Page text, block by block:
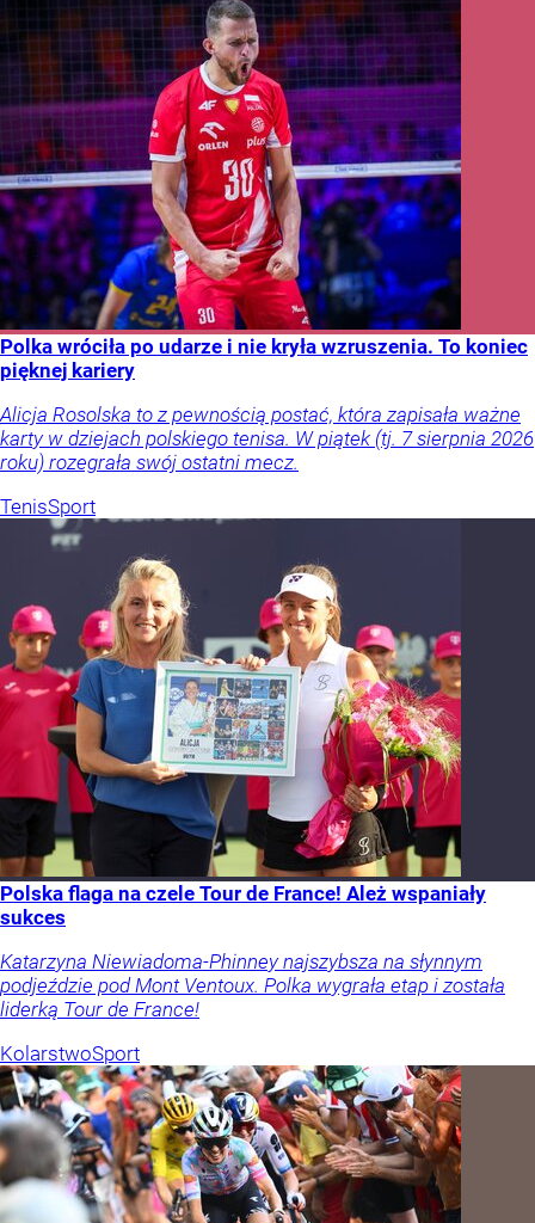
Polka wróciła po udarze i nie kryła wzruszenia. To koniec
pięknej kariery
Alicja Rosolska to z pewnością postać, która zapisała ważne
karty w dziejach polskiego tenisa. W piątek (tj. 7 sierpnia 2026
roku) rozegrała swój ostatni mecz.
TenisSport
Polska flaga na czele Tour de France! Ależ wspaniały
sukces
Katarzyna Niewiadoma-Phinney najszybsza na słynnym
podjeździe pod Mont Ventoux. Polka wygrała etap i została
liderką Tour de France!
KolarstwoSport